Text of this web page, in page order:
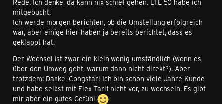
Rede. Ich denke, da kann nix schief gehen. LTE 50 habe ich
mitgebucht.
Ich werde morgen berichten, ob die Umstellung erfolgreich
war, aber einige hier haben ja bereits berichtet, dass es
geklappt hat.
Der Wechsel ist zwar ein klein wenig umständlich (wenn es
über den Umweg geht, warum dann nicht direkt?). Aber
trotzdem: Danke, Congstar! Ich bin schon viele Jahre Kunde
und habe selbst mit Flex Tarif nicht vor, zu wechseln. Es gibt
mir aber ein gutes Gefühl